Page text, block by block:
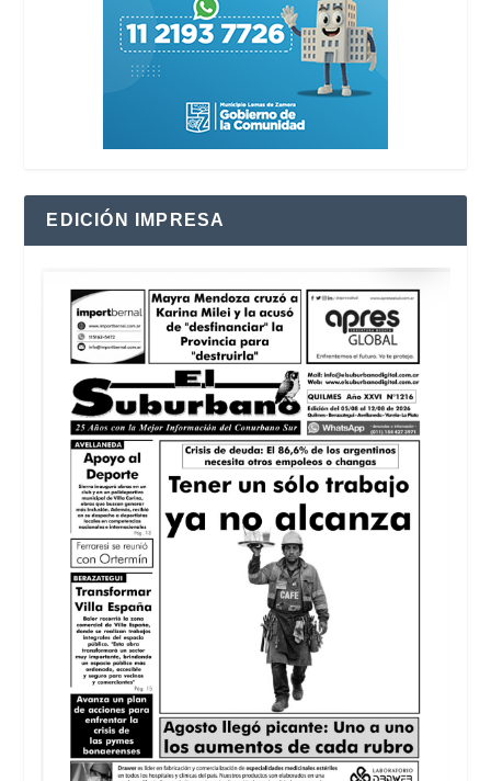
EDICIÓN IMPRESA